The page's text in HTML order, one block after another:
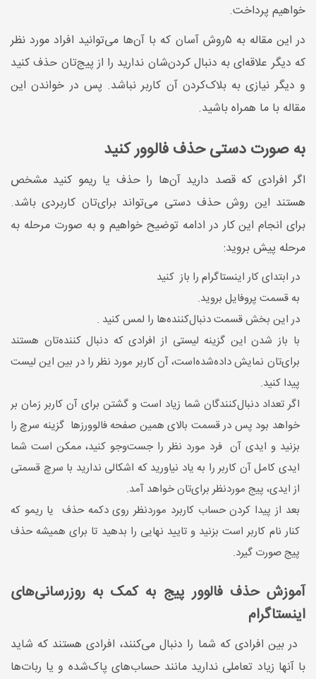
خواهیم پرداخت.
در این مقاله به ۵روش آسان که با آن‌ها می‌توانید افراد مورد نظر
که دیگر علاقه‌ای به دنبال کردن‌شان ندارید را از پیج‌تان حذف کنید
و دیگر نیازی به بلاک‌کردن آن کاربر نباشد. پس در خواندن این
مقاله با ما همراه باشید.
به صورت دستی حذف فالوور کنید
اگر افرادی که قصد دارید آن‌ها را حذف یا ریمو کنید مشخص
هستند این روش حذف دستی می‌تواند برای‌تان کاربردی باشد.
برای انجام این کار در ادامه توضیح خواهیم و به صورت مرحله به
مرحله پیش بروید:
در ابتدای کار اینستاگرام را باز کنید
به قسمت پروفایل بروید.
در این بخش قسمت دنبال‌کننده‌ها را لمس کنید .
با باز شدن این گزینه لیستی از افرادی که دنبال کننده‌تان هستند
برای‌تان نمایش داده‌شده‌است، آن کاربر مورد نظر را در بین این لیست
پیدا کنید.
اگر تعداد دنبال‌کنندگان شما زیاد است و گشتن برای آن کاربر زمان بر
خواهد بود پس در قسمت بالای همین صفحه فالوورزها گزینه سرچ را‌
بزنید و ایدی آن فرد مورد نظر را جست‌‌وجو کنید، ممکن ‌است شما
ایدی کامل آن کاربر را به یاد نیاورید که اشکالی ندارید با سرچ قسمتی
از ایدی، پیج موردنظر برای‌تان خواهد آمد.
بعد از پیدا کردن حساب کاربرد موردنظر روی دکمه حذف یا ریمو که
کنار نام کاربر است بزنید و تایید نهایی را بدهید تا برای همیشه حذف
پیج صورت گیرد.
آموزش حذف فالوور پیج به کمک به روزرسانی‌های
اینستاگرام
در بین افرادی که شما را دنبال می‌کنند، افرادی هستند که شاید
با آنها زیاد تعاملی ندارید مانند حساب‌های پاک‌شده و یا ربات‌ها